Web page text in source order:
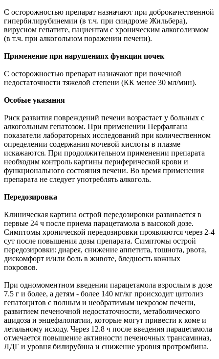
С осторожностью препарат назначают при доброкачественной
гипербилирубинемии (в т.ч. при синдроме Жильбера),
вирусном гепатите, пациентам с хроническим алкоголизмом
(в т.ч. при алкогольном поражении печени).
Применение при нарушениях функции почек
С осторожностью препарат назначают при почечной
недостаточности тяжелой степени (КК менее 30 мл/мин).
Особые указания
Риск развития повреждений печени возрастает у больных с
алкогольным гепатозом. При применении Перфалгана
показатели лабораторных исследований при количественном
определении содержания мочевой кислоты в плазме
искажаются. При продолжительном применении препарата
необходим контроль картины периферической крови и
функционального состояния печени. Во время применения
препарата не следует употреблять алкоголь.
Передозировка
Клиническая картина острой передозировки развивается в
первые 24 ч после приема парацетамола в высокой дозе.
Симптомы хронической передозировки проявляются через 2-4
сут после повышения дозы препарата. Симптомы острой
передозировки: диарея, снижение аппетита, тошнота, рвота,
дискомфорт и/или боль в животе, бледность кожных
покровов.
При одномоментном введении парацетамола взрослым в дозе
7.5 г и более, а детям - более 140 мг/кг происходит цитолиз
гепатоцитов с полным и необратимым некрозом печени,
развитием печеночной недостаточности, метаболического
ацидоза и энцефалопатии, которые могут привести к коме и
летальному исходу. Через 12.8 ч после введения парацетамола
отмечается повышение активности печеночных трансаминаз,
ЛДГ и уровня билирубина и снижение уровня протромбина.